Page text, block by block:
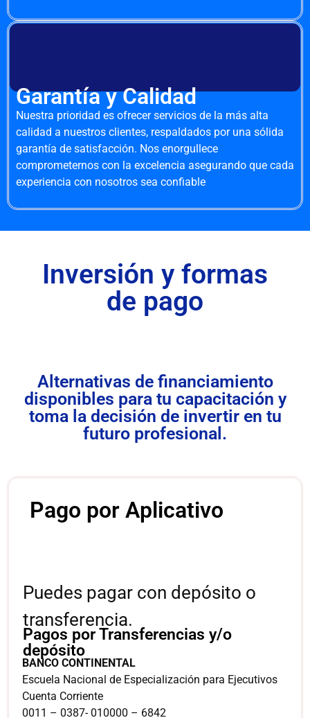
Garantía y Calidad
Nuestra prioridad es ofrecer servicios de la más alta
calidad a nuestros clientes, respaldados por una sólida
garantía de satisfacción. Nos enorgullece
comprometernos con la excelencia asegurando que cada
experiencia con nosotros sea confiable
Inversión y formas
de pago
Alternativas de financiamiento
disponibles para tu capacitación y
toma la decisión de invertir en tu
futuro profesional.
Pago por Aplicativo
Puedes pagar con depósito o
transferencia.
BANCO CONTINENTAL
Escuela Nacional de Especialización para Ejecutivos
Cuenta Corriente
0011 – 0387- 010000 – 6842
Pagos por Transferencias y/o
depósito